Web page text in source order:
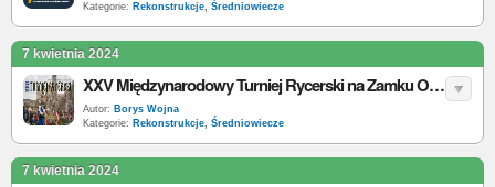
Kategorie: Rekonstrukcje, Średniowiecze
7 kwietnia 2024
XXV Międzynarodowy Turniej Rycerski na Zamku Ogrodzieniec 2024 - data, program, bilety
Autor: Borys Wojna
Kategorie: Rekonstrukcje, Średniowiecze
7 kwietnia 2024